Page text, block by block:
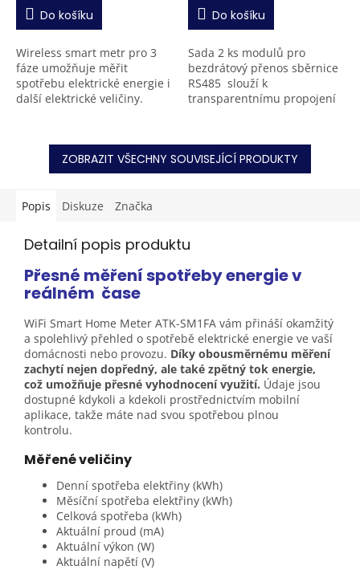
Do košíku
Wireless smart metr pro 3
fáze umožňuje měřit
spotřebu elektrické energie i
další elektrické veličiny.
Vaší domácnosti....
Do košíku
Sada 2 ks modulů pro
bezdrátový přenos sběrnice
RS485 slouží k
transparentnímu propojení
navrženy v provedení...
ZOBRAZIT VŠECHNY SOUVISEJÍCÍ PRODUKTY
Popis Diskuze Značka
Detailní popis produktu
Přesné měření spotřeby energie v
reálném čase
WiFi Smart Home Meter ATK-SM1FA vám přináší okamžitý
a spolehlivý přehled o spotřebě elektrické energie ve vaší
domácnosti nebo provozu. Díky obousměrnému měření
zachytí nejen dopředný, ale také zpětný tok energie,
což umožňuje přesné vyhodnocení využití. Údaje jsou
dostupné kdykoli a kdekoli prostřednictvím mobilní
aplikace, takže máte nad svou spotřebou plnou
kontrolu.
Měřené veličiny
Denní spotřeba elektřiny (kWh)
Měsíční spotřeba elektřiny (kWh)
Celková spotřeba (kWh)
Aktuální proud (mA)
Aktuální výkon (W)
Aktuální napětí (V)